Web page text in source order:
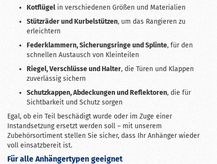
Kotflügel in verschiedenen Größen und Materialien
Stützräder und Kurbelstützen, um das Rangieren zu
erleichtern
Federklammern, Sicherungsringe und Splinte, für den
schnellen Austausch von Kleinteilen
Riegel, Verschlüsse und Halter, die Türen und Klappen
zuverlässig sichern
Schutzkappen, Abdeckungen und Reflektoren, die für
Sichtbarkeit und Schutz sorgen
Egal, ob ein Teil beschädigt wurde oder im Zuge einer
Instandsetzung ersetzt werden soll – mit unserem
Zubehörsortiment stellen Sie sicher, dass Ihr Anhänger wieder
voll einsatzbereit ist.
Für alle Anhängertypen geeignet